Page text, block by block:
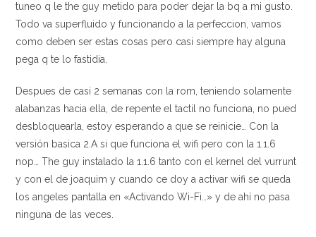
tuneo q le the guy metido para poder dejar la bq a mi gusto.
Todo va superfluido y funcionando a la perfeccion, vamos
como deben ser estas cosas pero casi siempre hay alguna
pega q te lo fastidia.
Despues de casi 2 semanas con la rom, teniendo solamente
alabanzas hacia ella, de repente el tactil no funciona, no pued
desbloquearla, estoy esperando a que se reinicie… Con la
versión basica 2.A si que funciona el wifi pero con la 1.1.6
nop… The guy instalado la 1.1.6 tanto con el kernel del vurrunt
y con el de joaquim y cuando ce doy a activar wifi se queda
los angeles pantalla en «Activando Wi-Fi…» y de ahí no pasa
ninguna de las veces.